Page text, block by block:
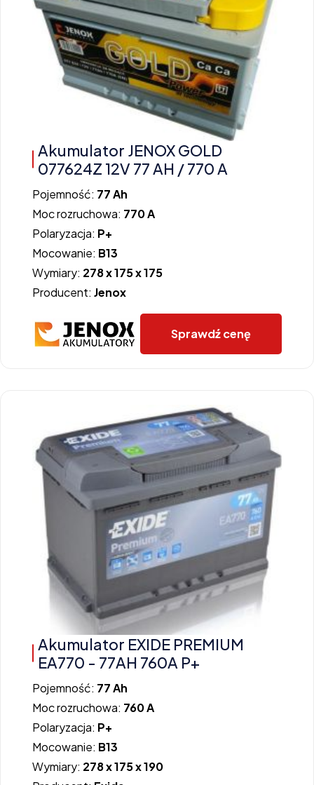
Akumulator JENOX GOLD
077624Z 12V 77 AH / 770 A
Pojemność: 77 Ah
Moc rozruchowa: 770 A
Polaryzacja: P+
Mocowanie: B13
Wymiary: 278 x 175 x 175
Producent: Jenox
Sprawdź cenę
Akumulator EXIDE PREMIUM
EA770 - 77AH 760A P+
Pojemność: 77 Ah
Moc rozruchowa: 760 A
Polaryzacja: P+
Mocowanie: B13
Wymiary: 278 x 175 x 190